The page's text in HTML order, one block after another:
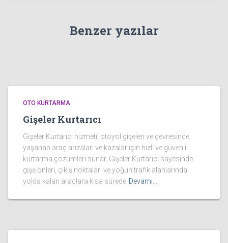
Benzer yazılar
OTO KURTARMA
Gişeler Kurtarıcı
Gişeler Kurtarıcı hizmeti, otoyol gişeleri ve çevresinde
yaşanan araç arızaları ve kazalar için hızlı ve güvenli
kurtarma çözümleri sunar. Gişeler Kurtarıcı sayesinde
gişe önleri, çıkış noktaları ve yoğun trafik alanlarında
yolda kalan araçlara kısa sürede Devamı…